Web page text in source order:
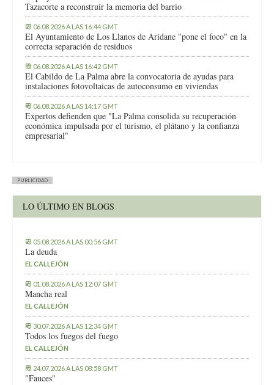
Tazacorte a reconstruir la memoria del barrio
06.08.2026 A LAS 16:44 GMT
El Ayuntamiento de Los Llanos de Aridane "pone el foco" en la
correcta separación de residuos
06.08.2026 A LAS 16:42 GMT
El Cabildo de La Palma abre la convocatoria de ayudas para
instalaciones fotovoltaicas de autoconsumo en viviendas
06.08.2026 A LAS 14:17 GMT
Expertos defienden que "La Palma consolida su recuperación
económica impulsada por el turismo, el plátano y la confianza
empresarial"
PUBLICIDAD
LO ÚLTIMO EN BLOGS
05.08.2026 A LAS 00:56 GMT
La deuda
EL CALLEJÓN
01.08.2026 A LAS 12:07 GMT
Mancha real
EL CALLEJÓN
30.07.2026 A LAS 12:34 GMT
Todos los fuegos del fuego
EL CALLEJÓN
24.07.2026 A LAS 08:58 GMT
"Fauces"